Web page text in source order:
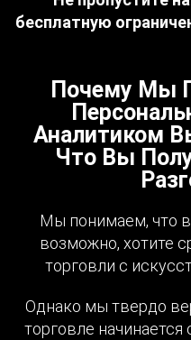
бесплатную
Почему Мы
Аналитиком
Что Вы
Мы понимаем, что
возможно, хотите
торговли с
Однако мы твердо
торговле